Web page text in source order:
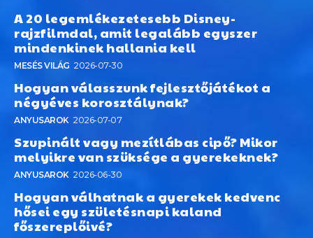
A 20 legemlékezetesebb Disney-
rajzfilmdal, amit legalább egyszer
mindenkinek hallania kell
MESÉS VILÁG 2026-07-30
Hogyan válasszunk fejlesztőjátékot a
négyéves korosztálynak?
ANYUSAROK 2026-07-07
Szupinált vagy mezítlábas cipő? Mikor
melyikre van szüksége a gyerekeknek?
ANYUSAROK 2026-06-30
Hogyan válhatnak a gyerekek kedvenc
hősei egy születésnapi kaland
főszereplőivé?